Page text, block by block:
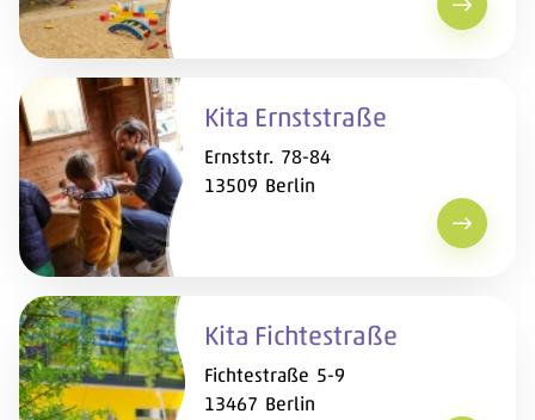
Kita
Kita Ernststraße
Ernststr. 78-84
13509 Berlin
Kita
Kita Fichtestraße
Fichtestraße 5-9
13467 Berlin